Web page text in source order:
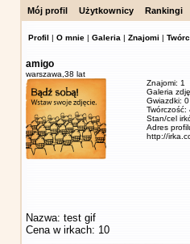
Mój profil Użytkownicy Rankingi
Profil | O mnie | Galeria | Znajomi |
amigo
warszawa, 38 lat
Znajomi: 1
Galeria
Gwiazdki: 0
Twórczość:
Stan/cel
Adres
http://
Nazwa: test gif
Cena w irkach: 10